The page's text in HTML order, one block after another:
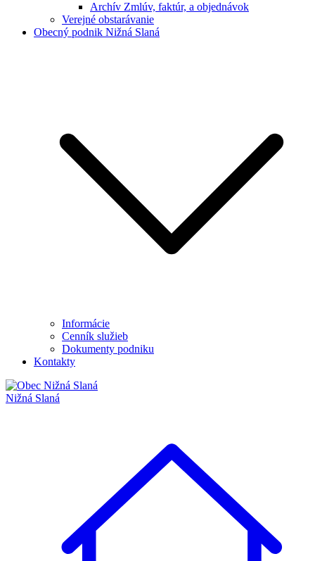
Archív Zmlúv, faktúr, a objednávok
Verejné obstarávanie
Obecný podnik Nižná Slaná
Informácie
Cenník služieb
Dokumenty podniku
Kontakty
Nižná Slaná